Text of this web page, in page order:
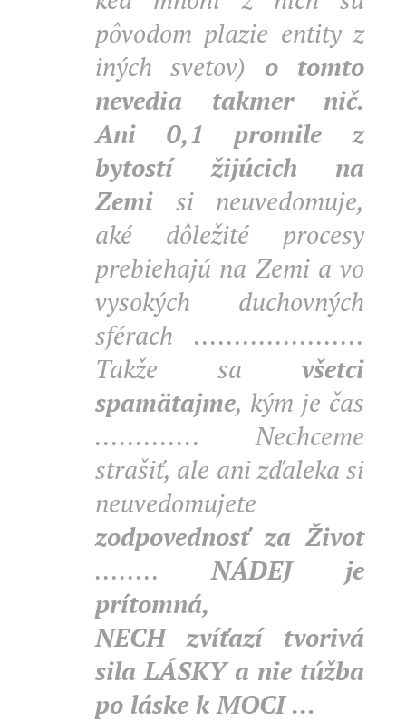
pôvodom plazie entity z
iných svetov) o tomto
nevedia takmer nič.
Ani 0,1 promile z
bytostí žijúcich na
Zemi si neuvedomuje,
aké dôležité procesy
prebiehajú na Zemi a vo
vysokých duchovných
sférach .....................
Takže sa všetci
spamätajme, kým je čas
............. Nechceme
strašiť, ale ani zďaleka si
neuvedomujete
zodpovednosť za Život
........NÁDEJ je
prítomná,
NECH
zvíťazí tvorivá
sila LÁSKY a nie túžba
po láske k MOCI...